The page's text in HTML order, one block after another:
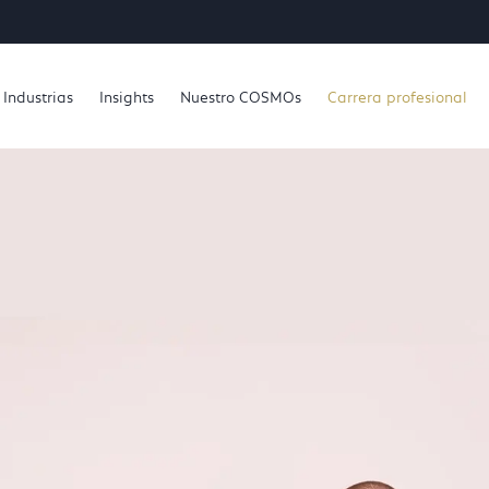
Industrias Insights Nuestro COSMOs Carrera profesional